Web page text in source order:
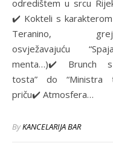
odredištem u srcu
✔️ Kokteli s karakterom
Teranino,
osvježavajuću
menta…)✔️ Brunch
tosta” do “Ministra
priču✔️ Atmosfera…
ByKANCELARIJA BAR